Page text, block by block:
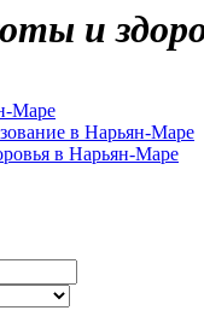
и
Маре
в Нарьян-Маре
в Нарьян-Маре